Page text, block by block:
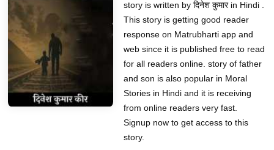
story is written by दिनेश कुमार in Hindi .
This story is getting good reader
response on Matrubharti app and
web since it is published free to read
for all readers online. story of father
and son is also popular in Moral
Stories in Hindi and it is receiving
from online readers very fast.
Signup now to get access to this
story.